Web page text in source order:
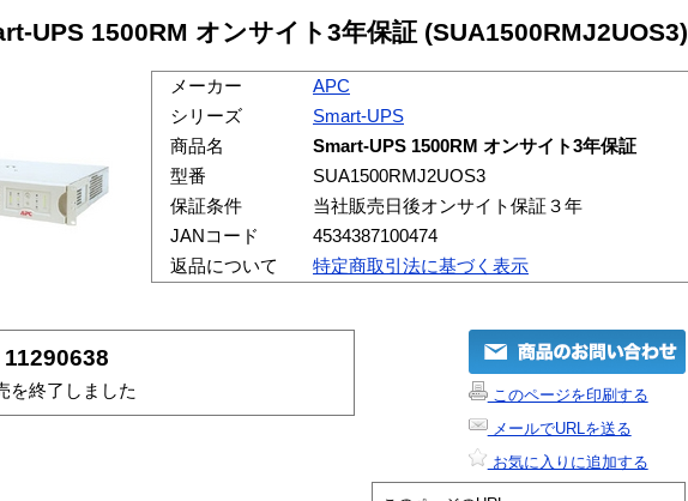
UPS 1500RM オンサイト3年保証 (SUA1500RMJ2UOS3)
メーカー
APC
シリーズ
Smart-UPS
商品名
Smart-UPS 1500RM オンサイト3年保証
型番
SUA1500RMJ2UOS3
保証条件
当社販売日後オンサイト保証３年
JANコード
4534387100474
返品について
特定商取引法に基づく表示
11290638
を終了しました
このページを印刷する
メールでURLを送る
お気に入りに追加する